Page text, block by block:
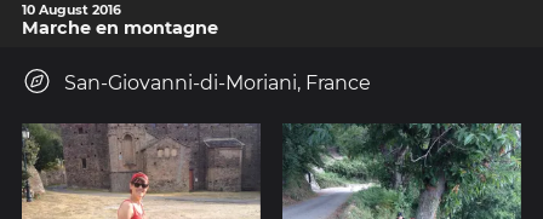
10 August 2016
Marche en montagne
San-Giovanni-di-Moriani, France